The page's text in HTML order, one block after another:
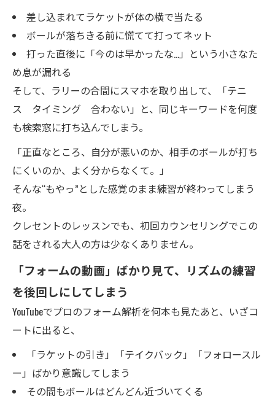
差し込まれてラケットが体の横で当たる
ボールが落ちきる前に慌てて打ってネット
打った直後に「今のは早かったな…」という小さなた
め息が漏れる
そして、ラリーの合間にスマホを取り出して、「テニ
ス タイミング 合わない」と、同じキーワードを何度
も検索窓に打ち込んでしまう。
「正直なところ、自分が悪いのか、相手のボールが打ち
にくいのか、よく分からなくて。」
そんな“もやっ”とした感覚のまま練習が終わってしまう
夜。
クレセントのレッスンでも、初回カウンセリングでこの
話をされる大人の方は少なくありません。
「フォームの動画」ばかり見て、リズムの練習
を後回しにしてしまう
YouTubeでプロのフォーム解析を何本も見たあと、いざコ
ートに出ると、
「ラケットの引き」「テイクバック」「フォロースル
ー」ばかり意識してしまう
その間もボールはどんどん近づいてくる